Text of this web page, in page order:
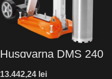
Husqvarna DMS 240
lei